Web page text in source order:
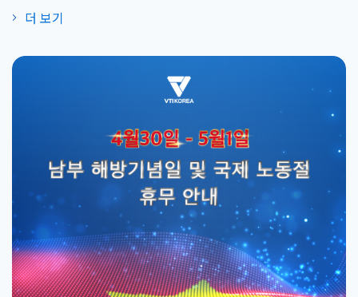
는 기업에서 개인정보에 대해 확실하게 적합한 처리를 수행하
개인 정보 보안(JISQ 15001)과 관련한 프로그램이 필요한 항
목을 체계적으로 구성했다. 개인 정보 보호 수준을 충족하는 기
업만 이 인증서를 취득할 자격이 있다. 오프쇼어 소프트웨어 개
더 보기